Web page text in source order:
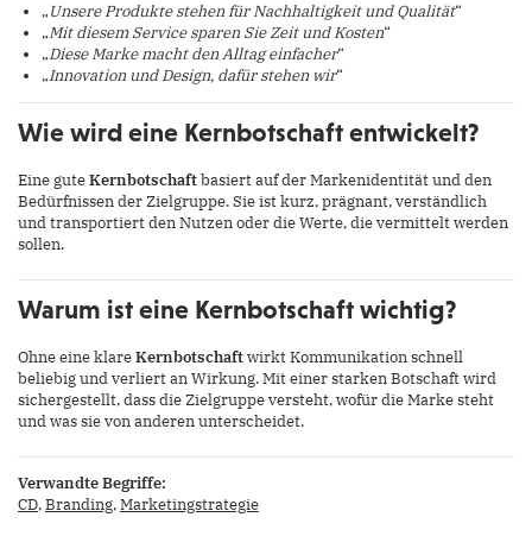
„Unsere Produkte stehen für Nachhaltigkeit und Qualität“
„Mit diesem Service sparen Sie Zeit und Kosten“
„Diese Marke macht den Alltag einfacher“
„Innovation und Design, dafür stehen wir“
Wie wird eine Kernbotschaft entwickelt?
Eine guteKernbotschaftbasiert auf der Markenidentität und den
Bedürfnissen der Zielgruppe. Sie ist kurz, prägnant, verständlich
und transportiert den Nutzen oder die Werte, die vermittelt werden
sollen.
Warum ist eine Kernbotschaft wichtig?
Ohne eine klareKernbotschaftwirkt Kommunikation schnell
beliebig und verliert an Wirkung. Mit einer starken Botschaft wird
sichergestellt, dass die Zielgruppe versteht, wofür die Marke steht
und was sie von anderen unterscheidet.
Verwandte Begriffe:
CD,Branding,Marketingstrategie